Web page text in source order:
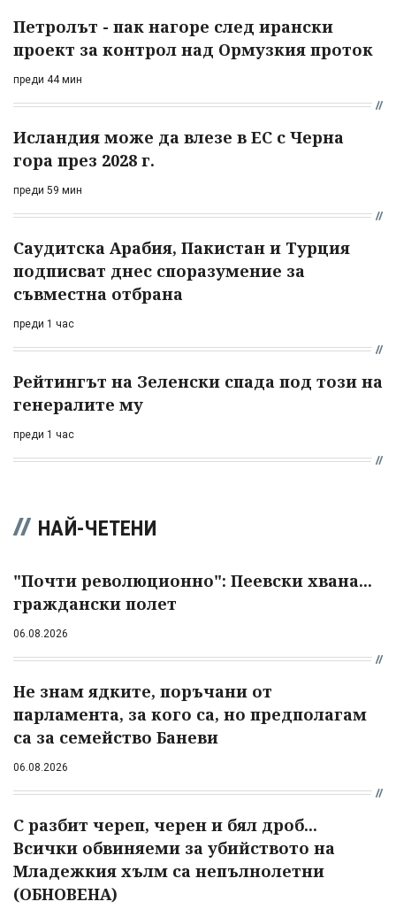
Петролът - пак нагоре след ирански
проект за контрол над Ормузкия проток
преди 44 мин
Исландия може да влезе в ЕС с Черна
гора през 2028 г.
преди 59 мин
Саудитска Арабия, Пакистан и Турция
подписват днес споразумение за
съвместна отбрана
преди 1 час
Рейтингът на Зеленски спада под този на
генералите му
преди 1 час
НАЙ-ЧЕТЕНИ
"Почти революционно": Пеевски хвана...
граждански полет
06.08.2026
Не знам ядките, поръчани от
парламента, за кого са, но предполагам
са за семейство Баневи
06.08.2026
С разбит череп, черен и бял дроб...
Всички обвиняеми за убийството на
Младежкия хълм са непълнолетни
(ОБНОВЕНА)